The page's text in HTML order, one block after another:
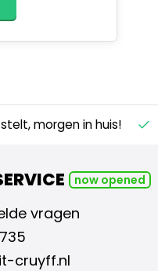
morgen in huis!
now opened
vragen
cruyff.nl